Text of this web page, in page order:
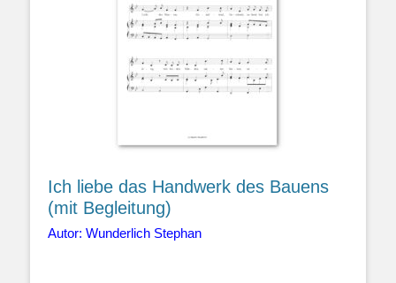
Ich liebe das Handwerk des Bauens
(mit Begleitung)
Autor: Wunderlich Stephan